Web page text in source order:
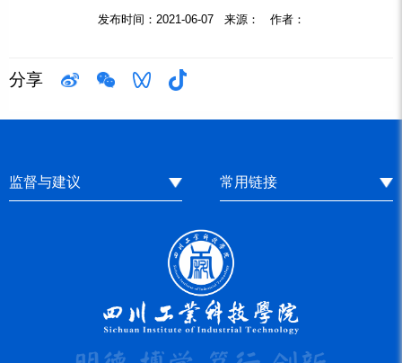
发布时间：2021-06-07 来源： 作者：
分享
监督与建议 常用链接